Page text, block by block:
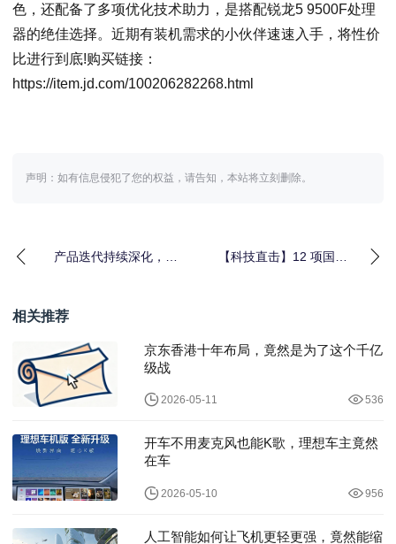
色，还配备了多项优化技术助力，是搭配锐龙5 9500F处理
器的绝佳选择。近期有装机需求的小伙伴速速入手，将性价
比进行到底!购买链接：
https://item.jd.com/100206282268.html
声明：如有信息侵犯了您的权益，请告知，本站将立刻删除。
产品迭代持续深化，沃
【科技直击】12 项国标/
相关推荐
京东香港十年布局，竟然是为了这个千亿
级战
2026-05-11 536
开车不用麦克风也能K歌，理想车主竟然
在车
2026-05-10 956
人工智能如何让飞机更轻更强，竟然能缩